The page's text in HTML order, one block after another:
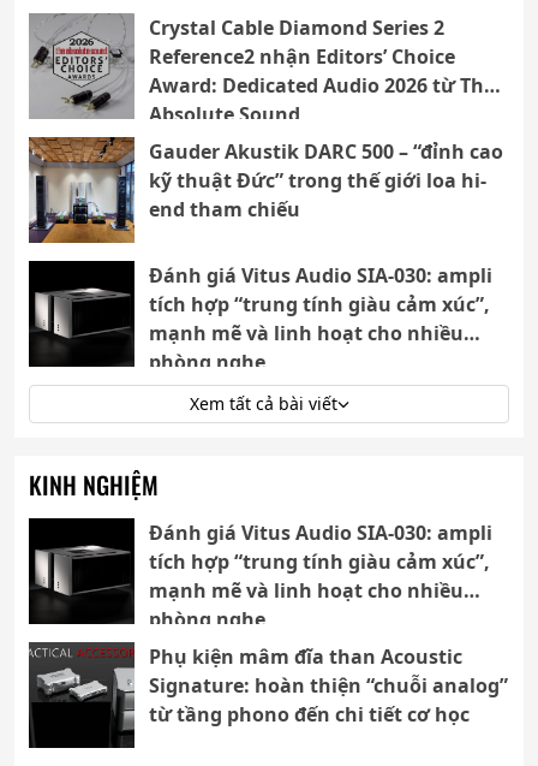
Crystal Cable Diamond Series 2
Reference2 nhận Editors’ Choice
Award: Dedicated Audio 2026 từ The
Absolute Sound
Gauder Akustik DARC 500 – “đỉnh cao
kỹ thuật Đức” trong thế giới loa hi-
end tham chiếu
Đánh giá Vitus Audio SIA-030: ampli
tích hợp “trung tính giàu cảm xúc”,
mạnh mẽ và linh hoạt cho nhiều
phòng nghe
Xem tất cả bài viết
KINH NGHIỆM
Đánh giá Vitus Audio SIA-030: ampli
tích hợp “trung tính giàu cảm xúc”,
mạnh mẽ và linh hoạt cho nhiều
phòng nghe
Phụ kiện mâm đĩa than Acoustic
Signature: hoàn thiện “chuỗi analog”
từ tầng phono đến chi tiết cơ học